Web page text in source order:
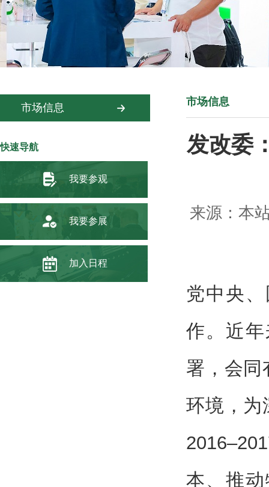
市场信息
快速导航
我要参观
我要参展
加入日程
市场信息
发改委
来源：本
党中央
作。近
署，会同
环境，为
本、推